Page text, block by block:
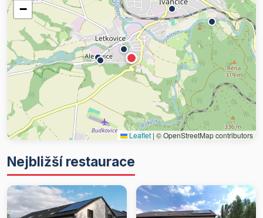
−
Leaflet | © OpenStreetMap contributors
Nejbližší restaurace